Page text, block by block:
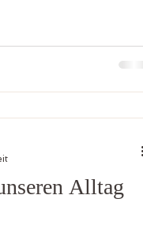
Alltag